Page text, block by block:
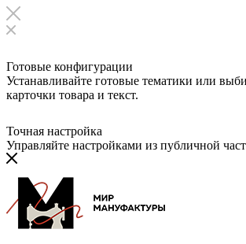
Готовые конфигурации
Устанавливайте готовые тематики или
карточки товара и текст.
Точная настройка
Управляйте настройками из публичной